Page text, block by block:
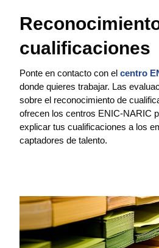
cualificaciones
Ponte en contacto con el centro
donde quieres trabajar. Las
sobre el reconocimiento de
ofrecen los centros ENIC-NARIC
explicar tus cualificaciones a los
captadores de talento.